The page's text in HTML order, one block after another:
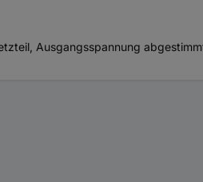
Ausgangsspannung